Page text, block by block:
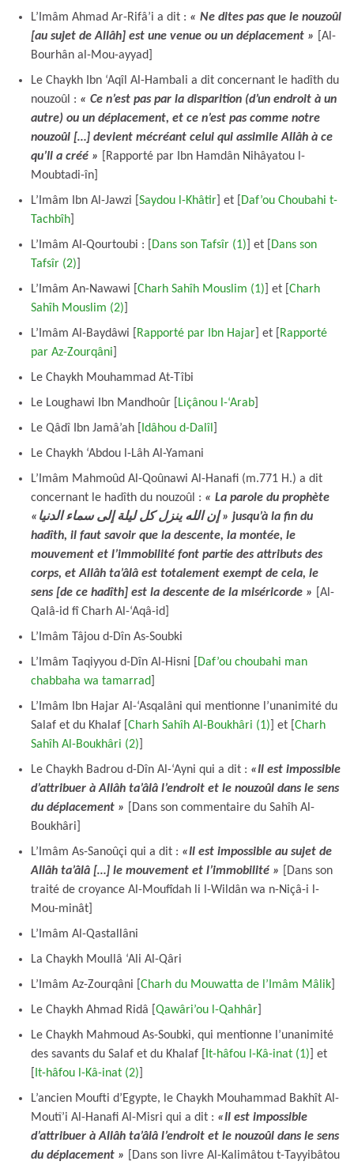
L’Imâm Ahmad Ar-Rifâ’i a dit : « Ne dites pas que le nouzoûl
[au sujet de Allâh] est une venue ou un déplacement »
[Al-
Bourhân al-Mou-ayyad]
Le Chaykh Ibn ‘Aqîl Al-Hambali a dit concernant le hadîth du
nouzoûl : « Ce n’est pas par la disparition (d’un endroit à un
autre) ou un déplacement, et ce n’est pas comme notre
nouzoûl […] devient mécréant celui qui assimile Allâh à ce
qu’Il a créé »
[Rapporté par Ibn Hamdân Nihâyatou l-
Moubtadi-în]
L’Imâm Ibn Al-Jawzi [ Saydou l-Khâtir ] et [
Daf’ou Choubahi t-
Tachbîh
L’Imâm Al-Qourtoubi : [
Dans son Tafsîr (1) ] et [
Dans son
Tafsîr (2)
L’Imâm An-Nawawi [ Charh Sahîh Mouslim (1) ] et [ Charh
Sahîh Mouslim (2)
L’Imâm Al-Baydâwi [
Rapporté par Ibn Hajar ] et [
Rapporté
par Az-Zourqâni
Le Chaykh Mouhammad At-Tîbi
Le Loughawi Ibn Mandhoûr [
Liçânou l-‘Arab
Le Qâdî Ibn Jamâ’ah [
Idâhou d-Dalîl
Le Chaykh ‘Abdou l-Lâh Al-Yamani
L’Imâm Mahmoûd Al-Qoûnawi Al-Hanafi (m.771 H.) a dit
concernant le hadîth du nouzoûl : « La parole du prophète
«إن الله ينزل كل ليلة إلى سماء الدنيا » jusqu’à la fin du
hadîth, il faut savoir que la descente, la montée, le
mouvement et l’immobilité font partie des attributs des
corps, et Allâh ta’âlâ est totalement exempt de cela, le
sens [de ce hadîth] est la descente de la miséricorde »
[Al-
Qalâ-id fî Charh Al-‘Aqâ-id]
L’Imâm Tâjou d-Dîn As-Soubki
L’Imâm Taqiyyou d-Dîn Al-Hisni [
Daf’ou choubahi man
chabbaha wa tamarrad
L’Imâm Ibn Hajar Al-‘Asqalâni qui mentionne l’unanimité du
Salaf et du Khalaf [ Charh Sahîh Al-Boukhâri (1) ] et [ Charh
Sahîh Al-Boukhâri (2)
Le Chaykh Badrou d-Dîn Al-‘Ayni qui a dit : «Il est impossible
d’attribuer à Allâh ta’âlâ l’endroit et le nouzoûl dans le sens
du déplacement »
[Dans son commentaire du Sahîh Al-
Boukhâri]
L’Imâm As-Sanoûçi qui a dit : «Il est impossible au sujet de
Allâh ta’âlâ […] le mouvement et l’immobilité »
[Dans son
traité de croyance Al-Moufîdah li l-Wildân wa n-Niçâ-i l-
Mou-minât]
L’Imâm Al-Qastallâni
La Chaykh Moullâ ‘Ali Al-Qâri
L’Imâm Az-Zourqâni [ Charh du Mouwatta de l’Imâm Mâlik
Le Chaykh Ahmad Ridâ [ Qawâri’ou l-Qahhâr
Le Chaykh Mahmoud As-Soubki, qui mentionne l’unanimité
des savants du Salaf et du Khalaf [
It-hâfou l-Kâ-inat (1) ] et
It-hâfou l-Kâ-inat (2)
L’ancien Moufti d’Egypte, le Chaykh Mouhammad Bakhît Al-
Moutî’i Al-Hanafi Al-Misri qui a dit : «Il est impossible
d’attribuer à Allâh ta’âlâ l’endroit et le nouzoûl dans le sens
du déplacement »
[Dans son livre Al-Kalimâtou t-Tayyibâtou